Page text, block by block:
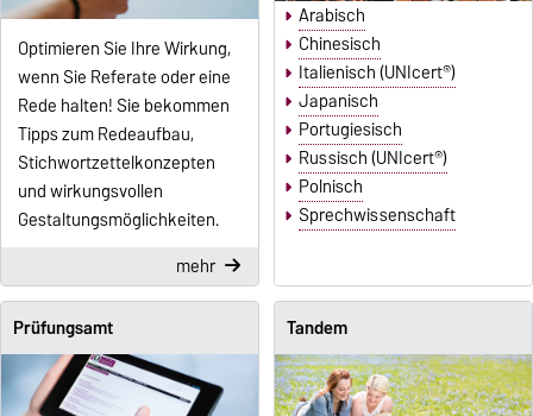
Optimieren Sie Ihre Wirkung,
wenn Sie Referate oder eine
Rede halten! Sie bekommen
Tipps zum Redeaufbau,
Stichwortzettelkonzepten
und wirkungsvollen
Gestaltungsmöglichkeiten.
mehr
Arabisch
Chinesisch
Italienisch (UNIcert®)
Japanisch
Portugiesisch
Russisch (UNIcert®)
Polnisch
Sprechwissenschaft
Prüfungsamt Tandem